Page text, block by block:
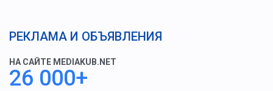
РЕКЛАМА И ОБЪЯВЛЕНИЯ
НА САЙТЕ MEDIAKUB.NET
26 000+